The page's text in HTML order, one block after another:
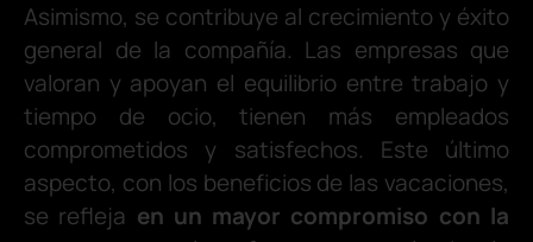
Asimismo, se contribuye al crecimiento y éxito
general de la compañía. Las empresas que
valoran y apoyan el equilibrio entre trabajo y
tiempo de ocio, tienen más empleados
comprometidos y satisfechos. Este último
aspecto, con los beneficios de las vacaciones,
se refleja en un mayor compromiso con la